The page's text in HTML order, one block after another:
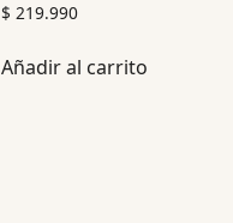
$ 219.990
Añadir al carrito